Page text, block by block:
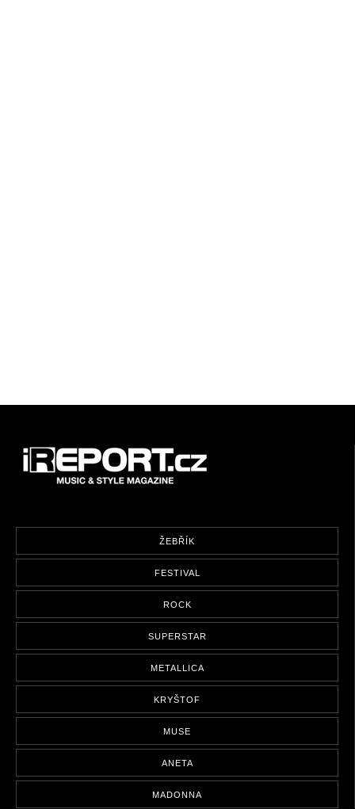
ŽEBŘÍK
FESTIVAL
ROCK
SUPERSTAR
METALLICA
KRYŠTOF
MUSE
ANETA
MADONNA